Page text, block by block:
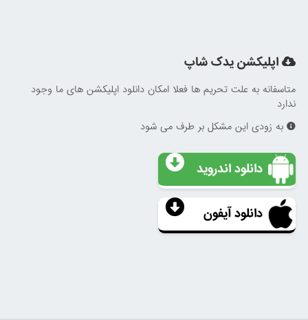
اپلیکشن یدک شاپ
متاسفانه به علت تحریم ها فعلا امکان دانلود اپلیکشن های ما وجود
ندارد
به زودی این مشکل بر طرف می شود
دانلود اندروید
دانلود آیفون